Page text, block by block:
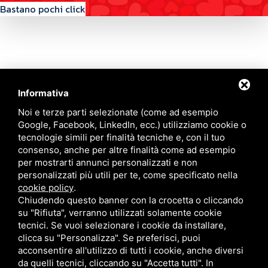
Informativa
Noi e terze parti selezionate (come ad esempio
Google, Facebook, LinkedIn, ecc.) utilizziamo cookie o
tecnologie simili per finalità tecniche e, con il tuo
consenso, anche per altre finalità come ad esempio
per mostrarti annunci personalizzati e non
personalizzati più utili per te, come specificato nella
cookie policy.
Chiudendo questo banner con la crocetta o cliccando
su "Rifiuta", verranno utilizzati solamente cookie
tecnici. Se vuoi selezionare i cookie da installare,
clicca su "Personalizza". Se preferisci, puoi
acconsentire all'utilizzo di tutti i cookie, anche diversi
da quelli tecnici, cliccando su "Accetta tutti". In
Bastano pochi click
Contattaci
Via Quinto Bucci, 205, 47521 Cesena (FC)
+39 0543 31536
+39 320 6635083
info@amiciziaeamore.it
Links
Chi siamo
Crea il tuo profilo
Franchising
Annunci
Blog
Contatti